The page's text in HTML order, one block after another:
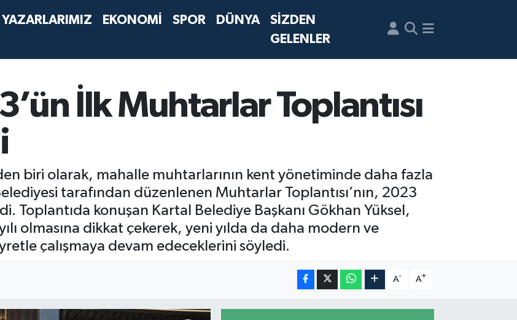
YAZARLARIMIZ EKONOMİ SPOR DÜNYA
SİZDEN
GELENLER
İlk Muhtarlar Toplantısı
biri olarak, mahalle muhtarlarının kent yönetiminde daha fazla
tarafından düzenlenen Muhtarlar Toplantısı’nın, 2023
Toplantıda konuşan Kartal Belediye Başkanı Gökhan Yüksel,
olmasına dikkat çekerek, yeni yılda da daha modern ve
çalışmaya devam edeceklerini söyledi.
A- A+